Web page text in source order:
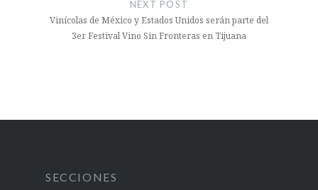
NEXT POST
Vinícolas de México y Estados Unidos serán parte del
3er Festival Vino Sin Fronteras en Tijuana
SECCIONES